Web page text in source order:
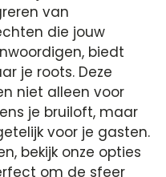
van
die jouw
biedt
je roots. Deze
niet alleen voor
je bruiloft, maar
voor je gasten.
bekijk onze opties
om de sfeer